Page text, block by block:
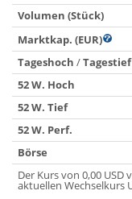
Volumen (Stück)
Marktkap. (EUR)
Tageshoch /Tagestief
52 W. Hoch
52 W. Tief
52 W. Perf.
Börse
Der Kurs von 0,00
aktuellen Wechselkurs